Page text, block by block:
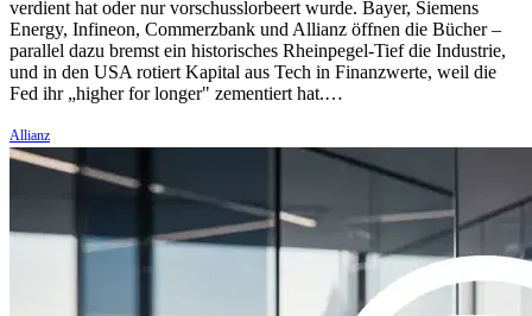
verdient hat oder nur vorschusslorbeert wurde. Bayer, Siemens
Energy, Infineon, Commerzbank und Allianz öffnen die Bücher –
parallel dazu bremst ein historisches Rheinpegel-Tief die Industrie,
und in den USA rotiert Kapital aus Tech in Finanzwerte, weil die
Fed ihr „higher for longer" zementiert hat.…
Allianz